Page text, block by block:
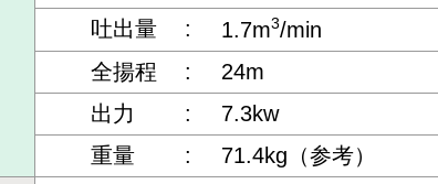
吐出量
: 1.7m3/min
全揚程
:
24m
出力
:
7.3kw
重量
: 71.4kg（参考）